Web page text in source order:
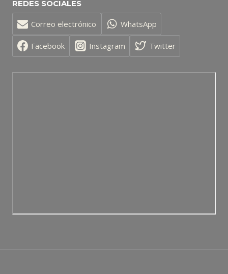
REDES SOCIALES
Correo electrónico WhatsApp
Facebook Instagram Twitter